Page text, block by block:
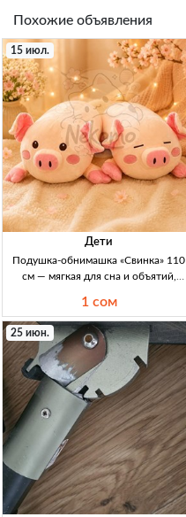
Похожие объявления
15 июл.
Дети
Подушка-обнимашка «Свинка» 110
см — мягкая для сна и объятий,
(Кыргызстан) Подушка-обнимашка
«Свинка» 110 см: 2 мордочки (глаза
откр/закр), очень мягкий плюш,
приятный наполни
1 сом
25 июн.